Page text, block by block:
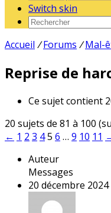
Switch skin
Accueil / Forums / Mal-
Reprise de
Ce sujet contient
20 sujets de 81 à 100
← 1 2 3 45 6 … 9 10 11
Auteur
Messages
20 décembre